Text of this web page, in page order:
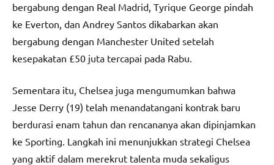
bergabung dengan Real Madrid, Tyrique George pindah
ke Everton, dan Andrey Santos dikabarkan akan
bergabung dengan Manchester United setelah
kesepakatan £50 juta tercapai pada Rabu.
Sementara itu, Chelsea juga mengumumkan bahwa
Jesse Derry (19) telah menandatangani kontrak baru
berdurasi enam tahun dan rencananya akan dipinjamkan
ke Sporting. Langkah ini menunjukkan strategi Chelsea
yang aktif dalam merekrut talenta muda sekaligus